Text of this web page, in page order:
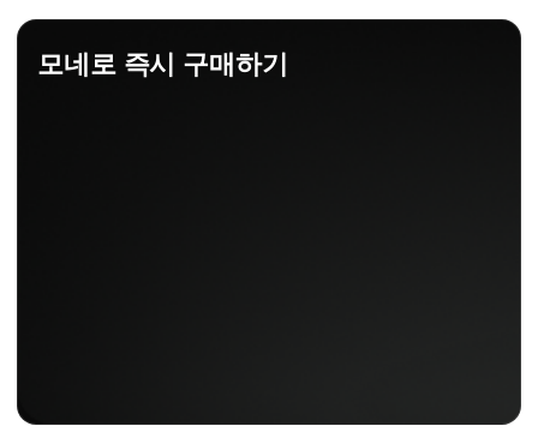
모네로 즉시 구매하기